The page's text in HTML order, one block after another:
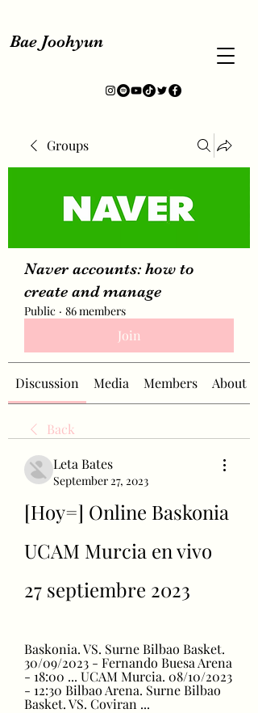
Bae Joohyun
Groups
Naver accounts: how to
create and manage
Public · 86 members
Join
Discussion Media Members About
Back
Leta Bates
September 27, 2023
[Hoy=] Online Baskonia
UCAM Murcia en vivo
27 septiembre 2023
Baskonia. VS. Surne Bilbao Basket.
30/09/2023 - Fernando Buesa Arena
- 18:00 ... UCAM Murcia. 08/10/2023
- 12:30 Bilbao Arena. Surne Bilbao
Basket. VS. Coviran ...